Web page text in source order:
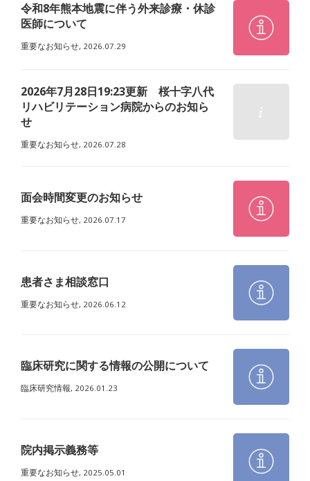
令和8年熊本地震に伴う外来診療・休診
医師について
重要なお知らせ, 2026.07.29
2026年7月28日19:23更新 桜十字八代
リハビリテーション病院からのお知ら
せ
重要なお知らせ, 2026.07.28
面会時間変更のお知らせ
重要なお知らせ, 2026.07.17
患者さま相談窓口
重要なお知らせ, 2026.06.12
臨床研究に関する情報の公開について
臨床研究情報, 2026.01.23
院内掲示義務等
重要なお知らせ, 2025.05.01